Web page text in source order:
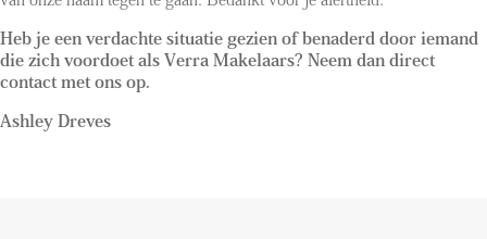
Heb je een verdachte situatie gezien of benaderd door iemand
die zich voordoet als Verra Makelaars? Neem dan direct
contact met ons op.
Ashley Dreves
Rotterdam